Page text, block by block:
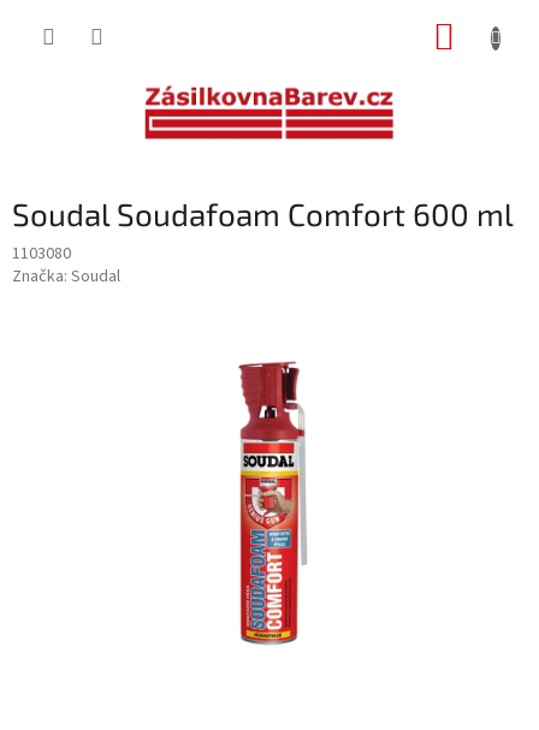
Soudal Soudafoam Comfort 600 ml
1103080
Značka: Soudal